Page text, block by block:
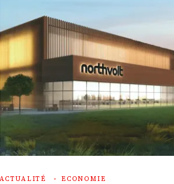
ACTUALITÉ
ECONOMIE